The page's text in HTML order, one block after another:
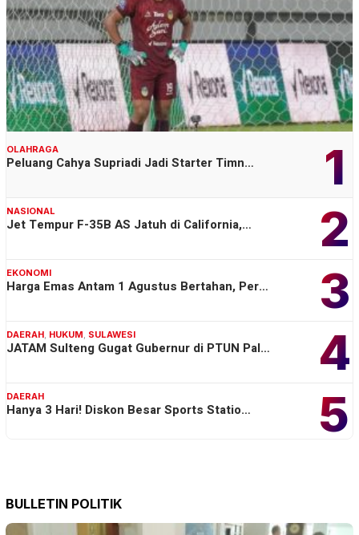
1
OLAHRAGA
Peluang Cahya Supriadi Jadi Starter Timn…
2
NASIONAL
Jet Tempur F-35B AS Jatuh di California,…
3
EKONOMI
Harga Emas Antam 1 Agustus Bertahan, Per…
4
DAERAH, HUKUM, SULAWESI
JATAM Sulteng Gugat Gubernur di PTUN Pal…
5
DAERAH
Hanya 3 Hari! Diskon Besar Sports Statio…
BULLETIN POLITIK